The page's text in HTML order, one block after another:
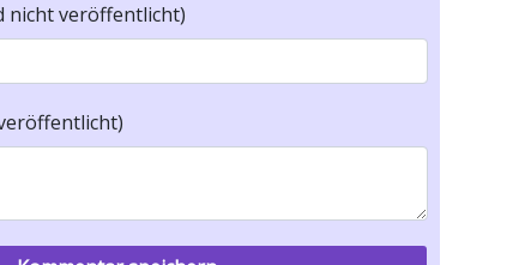
nicht veröffentlicht)